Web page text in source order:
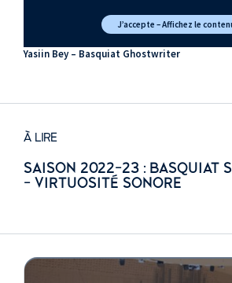
J’accepte – Affichez le
Yasiin Bey – Basquiat Ghostwriter
À LIRE
SAISON 2022-23 : BASQUIAT
- VIRTUOSITÉ SONORE